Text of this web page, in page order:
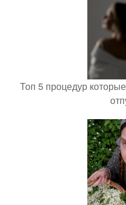
Топ 5 процедур